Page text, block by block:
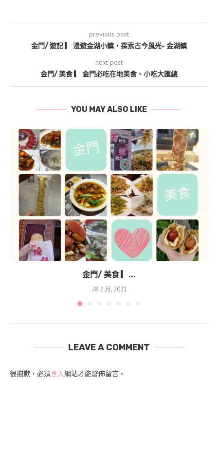
previous post
金門/ 遊記 ▎ 漫遊金湖小鎮，探索古今風光- 金湖鎮
next post
金門/ 美食 ▎ 金門必吃在地美食、小吃大匯總
YOU MAY ALSO LIKE
金門/ 美食 ▎...
28 2 月, 2021
LEAVE A COMMENT
很抱歉，必須登入網站才能發佈留言。